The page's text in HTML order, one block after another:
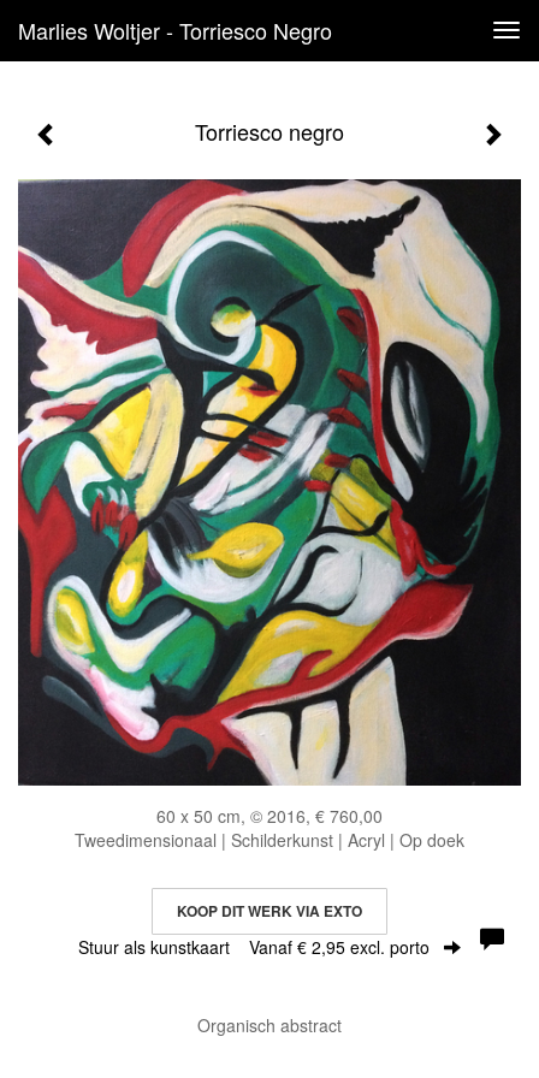
Marlies Woltjer - Torriesco Negro
Torriesco negro
60 x 50 cm, © 2016, € 760,00
Tweedimensionaal | Schilderkunst | Acryl | Op doek
KOOP DIT WERK VIA EXTO
Stuur als kunstkaart Vanaf € 2,95 excl. porto
Organisch abstract